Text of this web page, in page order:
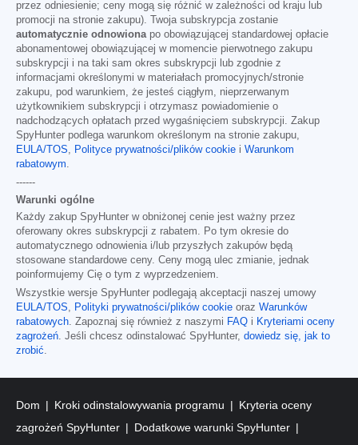
przez odniesienie; ceny mogą się różnić w zależności od kraju lub
promocji na stronie zakupu). Twoja subskrypcja zostanie
automatycznie odnowionapo obowiązującej standardowej opłacie
abonamentowej obowiązującej w momencie pierwotnego zakupu
subskrypcji i na taki sam okres subskrypcji lub zgodnie z
informacjami określonymi w materiałach promocyjnych/stronie
zakupu, pod warunkiem, że jesteś ciągłym, nieprzerwanym
użytkownikiem subskrypcji i otrzymasz powiadomienie o
nadchodzących opłatach przed wygaśnięciem subskrypcji. Zakup
SpyHunter podlega warunkom określonym na stronie zakupu,
EULA/TOS, Polityce prywatności/plików cookie i Warunkom
rabatowym.
------
Warunki ogólne
Każdy zakup SpyHunter w obniżonej cenie jest ważny przez
oferowany okres subskrypcji z rabatem. Po tym okresie do
automatycznego odnowienia i/lub przyszłych zakupów będą
stosowane standardowe ceny. Ceny mogą ulec zmianie, jednak
poinformujemy Cię o tym z wyprzedzeniem.
Wszystkie wersje SpyHunter podlegają akceptacji naszej umowy
EULA/TOS, Polityki prywatności/plików cookie oraz Warunków
rabatowych. Zapoznaj się również z naszymi FAQ i Kryteriami oceny
zagrożeń. Jeśli chcesz odinstalować SpyHunter, dowiedz się, jak to
zrobić.
Dom Kroki odinstalowywania programu
Kryteria oceny
zagrożeń SpyHunter
Dodatkowe warunki SpyHunter